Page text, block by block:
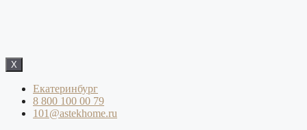
X
Екатеринбург
8 800 100 00 79
101@astekhome.ru